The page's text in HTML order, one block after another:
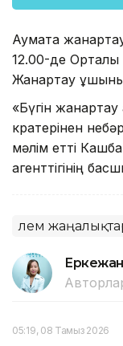
Аумақта
12.00-де
Жанартау
«Бүгін жанартау
кратерінен
мәлім етті
агенттігінің
Әлем
Еркежан
05:19, 08 Тамыз 2026